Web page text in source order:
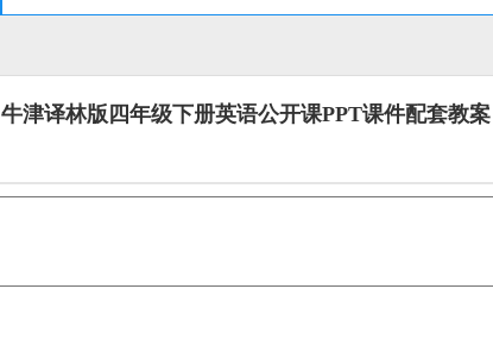
牛津译林版四年级下册英语公开课PPT课件配套教案